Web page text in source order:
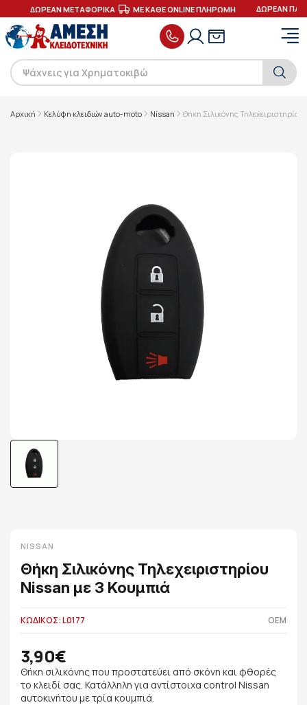
ΔΩΡΕΑΝ ΜΕΤΑΦΟΡΙΚΑ ΜΕ ΚΑΘΕ ONLINE ΠΛΗΡΩΜΗ ΔΩΡΕΑΝ
Αρχική Κελύφη κλειδιών auto-moto Nissan Θήκη Σιλικόνης
NISSAN
Θήκη Σιλικόνης Τηλεχειριστηρίου
Nissan με 3 Κουμπιά
ΚΩΔΙΚΟΣ: L0177 OEM
3,90€
Θήκη σιλικόνης που προστατεύει από σκόνη και φθορές
το κλειδί σας. Κατάλληλη για αντίστοιχα control Nissan
αυτοκινήτου με τρία κουμπιά.